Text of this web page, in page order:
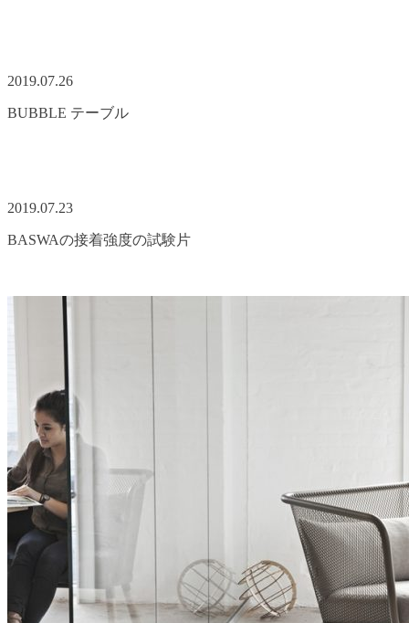
2019.07.26
BUBBLE テーブル
2019.07.23
BASWAの接着強度の試験片